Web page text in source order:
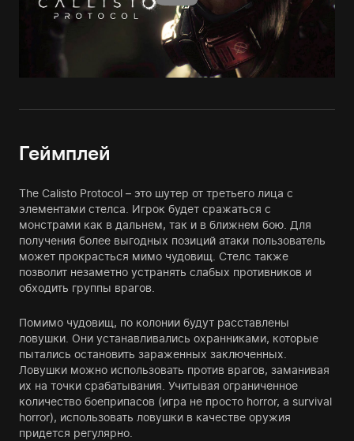
Геймплей
The Calisto Protocol – это шутер от третьего лица с
элементами стелса. Игрок будет сражаться с
монстрами как в дальнем, так и в ближнем бою. Для
получения более выгодных позиций атаки пользователь
может прокрасться мимо чудовищ. Стелс также
позволит незаметно устранять слабых противников и
обходить группы врагов.
Помимо чудовищ, по колонии будут расставлены
ловушки. Они устанавливались охранниками, которые
пытались остановить зараженных заключенных.
Ловушки можно использовать против врагов, заманивая
их на точки срабатывания. Учитывая ограниченное
количество боеприпасов (игра не просто horror, а survival
horror), использовать ловушки в качестве оружия
придется регулярно.